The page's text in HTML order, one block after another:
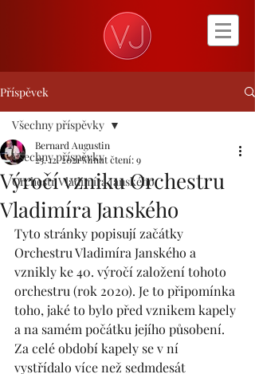
Příspěvek
Všechny příspěvky
Orchestr Vladimíra Janského
Všechny příspěvky
Výročí vzniku Orchestru
Vladimíra Janského
Bernard Augustin
25. 12. 2021Minut čtení: 9
Tyto stránky popisují začátky
Orchestru Vladimíra Janského a
vznikly ke 40. výročí založení tohoto
orchestru (rok 2020). Je to připomínka
toho, jaké to bylo před vznikem kapely
a na samém počátku jejího působení.
Za celé období kapely se v ní
vystřídalo více než sedmdesát